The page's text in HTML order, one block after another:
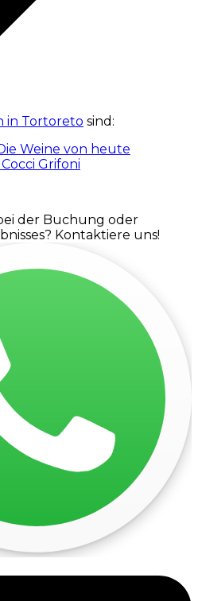
in Tortoreto sind:
Weine von heute
Grifoni
der Buchung oder
Kontaktiere uns!